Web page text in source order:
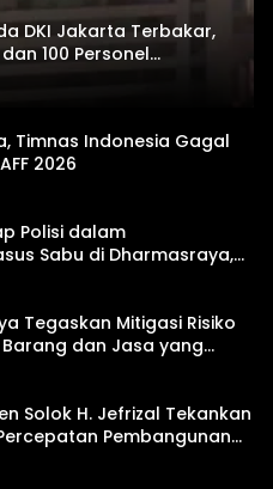
DKI Jakarta Terbakar,
100 Personel
Timnas Indonesia Gagal
2026
Polisi dalam
Sabu di Dharmasraya,
Bong Disita
Tegaskan Mitigasi Risiko
dan Jasa yang
Solok H. Jefrizal Tekankan
Pembangunan